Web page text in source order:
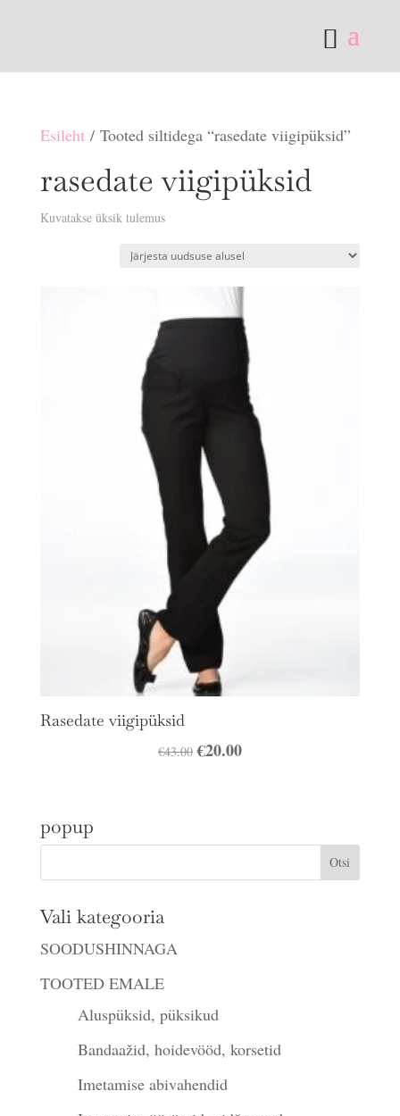
Esileht/ Tooted siltidega “rasedate viigipüksid”
rasedate viigipüksid
Kuvatakse üksik tulemus
Rasedate viigipüksid
€43.00 Algne
€20.00Praegune
popup
Vali kategooria
SOODUSHINNAGA
TOOTED EMALE
Aluspüksid, püksikud
Bandaažid, hoidevööd, korsetid
Imetamise abivahendid